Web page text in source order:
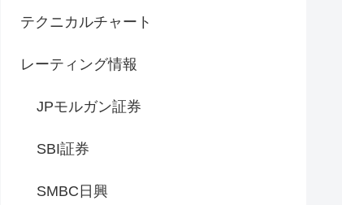
テクニカルチャート
レーティング情報
JPモルガン証券
SBI証券
SMBC日興